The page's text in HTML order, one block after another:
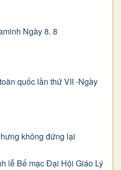
Ngày 8. 8
quốc lần thứ VII -Ngày
không đứng lại
lễ Bế mạc Đại Hội Giáo Lý